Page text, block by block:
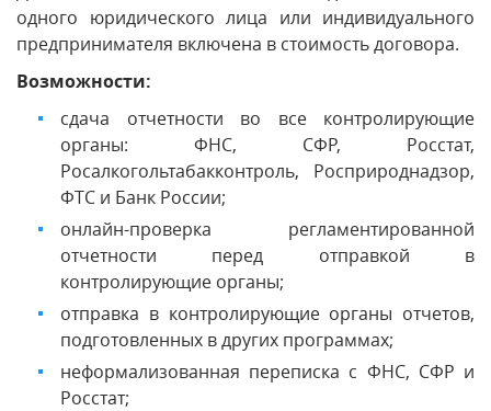
одного юридического лица или индивидуального
предпринимателя включена в стоимость договора.
Возможности:
сдача отчетности во все контролирующие
органы: ФНС, СФР, Росстат,
Росалкогольтабакконтроль, Росприроднадзор,
ФТС и Банк России;
онлайн-проверка регламентированной
отчетности перед отправкой в
контролирующие органы;
отправка в контролирующие органы отчетов,
подготовленных в других программах;
неформализованная переписка с ФНС, СФР и
Росстат;